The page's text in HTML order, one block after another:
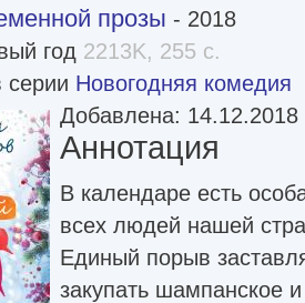
прозы - 2018
год 2213K, 255 с.
серии Новогодняя комедия
Добавлена: 14.12.2018
Аннотация
В календаре есть
всех людей нашей
Единый порыв
закупать шампанское